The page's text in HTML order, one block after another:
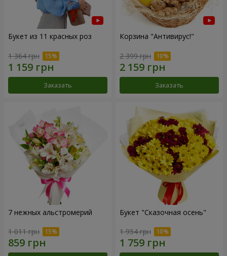
Букет из 11 красных роз
1 364 грн
Заказать
Корзина "Антивирус!"
2 399 грн
Заказать
7 нежных альстромерий
1 011 грн
Букет "Сказочная осень"
1 954 грн